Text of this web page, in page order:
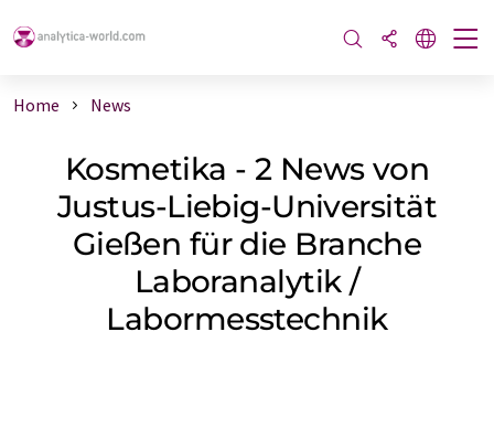
Home News
Kosmetika - 2 News von
Justus-Liebig-Universität
Gießen für die Branche
Laboranalytik /
Labormesstechnik